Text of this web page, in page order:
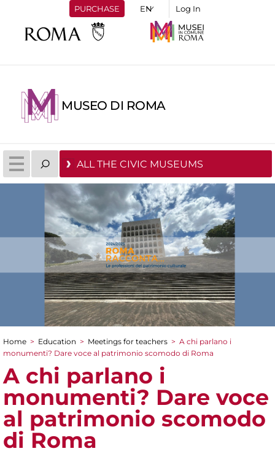
PURCHASE Log In
MUSEO DI ROMA
ALL THE CIVIC MUSEUMS
You are here
Home > Education > Meetings for teachers > A chi parlano i
monumenti? Dare voce al patrimonio scomodo di Roma
A chi parlano i
monumenti? Dare voce
al patrimonio scomodo
di Roma